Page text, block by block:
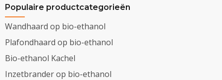
Populaire productcategorieën
Wandhaard op bio-ethanol
Plafondhaard op bio-ethanol
Bio-ethanol Kachel
Inzetbrander op bio-ethanol